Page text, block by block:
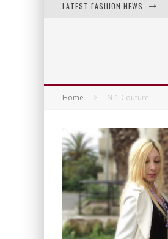
LATEST FASHION NEWS
Home N-1 Couture